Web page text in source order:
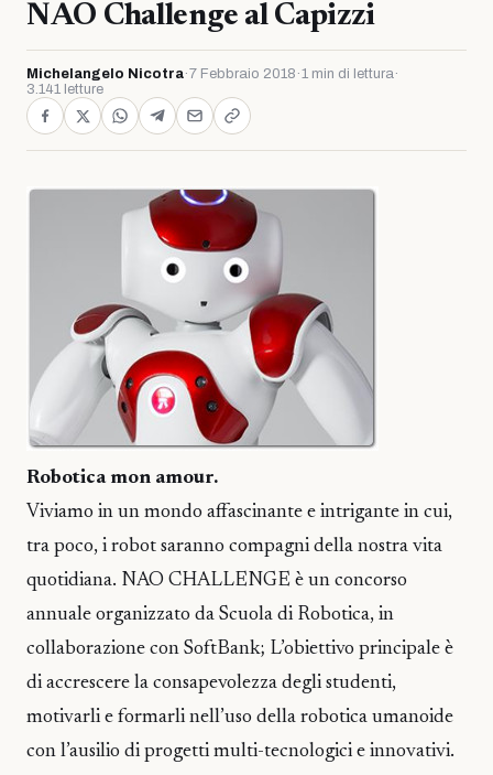
NAO Challenge al Capizzi
Michelangelo Nicotra·7 Febbraio 2018 ·1 min di lettura·
3.141 letture
Robotica mon amour.
Viviamo in un mondo affascinante e intrigante in cui,
tra poco, i robot saranno compagni della nostra vita
quotidiana. NAO CHALLENGE è un concorso
annuale organizzato da Scuola di Robotica, in
collaborazione con SoftBank; L’obiettivo principale è
di accrescere la consapevolezza degli studenti,
motivarli e formarli nell’uso della robotica umanoide
con l’ausilio di progetti multi-tecnologici e innovativi.